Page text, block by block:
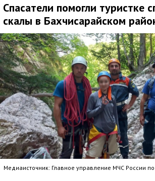
Спасатели помогли туристке
скалы в Бахчисарайском
Медиаисточник: Главное управление МЧС России